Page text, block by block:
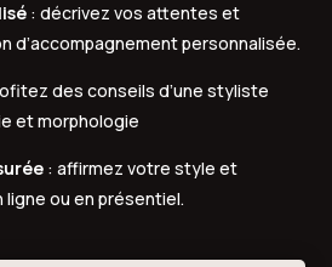
: décrivez vos attentes et
d’accompagnement personnalisée.
des conseils d’une styliste
et morphologie
: affirmez votre style et
ou en présentiel.